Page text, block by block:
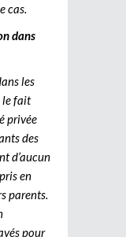
cas.
dans
les
le fait
privée
des
d’aucun
en
parents.
pour